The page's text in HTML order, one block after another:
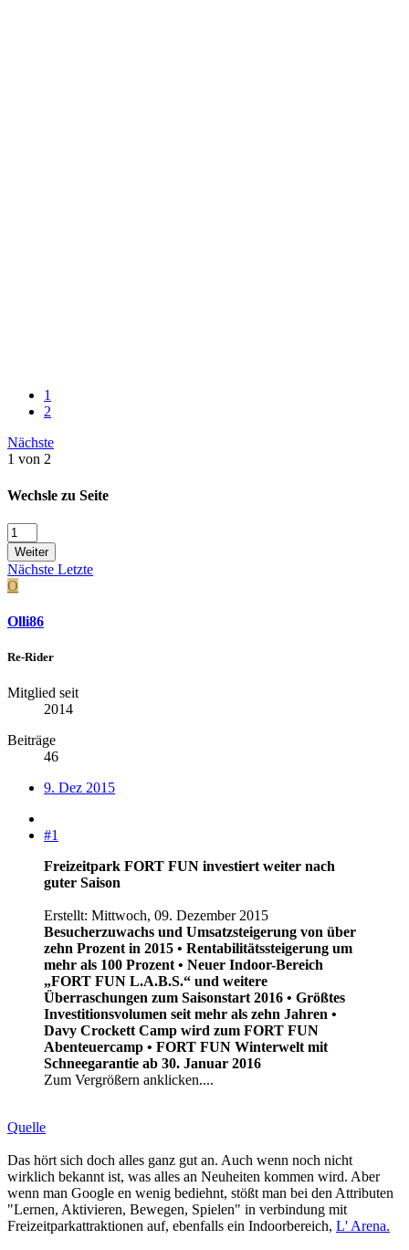
1
2
Nächste
1 von 2
Wechsle zu Seite
Weiter
Nächste Letzte
O
Olli86
Re-Rider
Mitglied seit
2014
Beiträge
46
9. Dez 2015
#1
Freizeitpark FORT FUN investiert weiter nach
guter Saison
Erstellt: Mittwoch, 09. Dezember 2015
Besucherzuwachs und Umsatzsteigerung von über
zehn Prozent in 2015 • Rentabilitätssteigerung um
mehr als 100 Prozent • Neuer Indoor-Bereich
„FORT FUN L.A.B.S.“ und weitere
Überraschungen zum Saisonstart 2016 • Größtes
Investitionsvolumen seit mehr als zehn Jahren •
Davy Crockett Camp wird zum FORT FUN
Abenteuercamp • FORT FUN Winterwelt mit
Schneegarantie ab 30. Januar 2016
Zum Vergrößern anklicken....
Quelle
Das hört sich doch alles ganz gut an. Auch wenn noch nicht
wirklich bekannt ist, was alles an Neuheiten kommen wird. Aber
wenn man Google en wenig bediehnt, stößt man bei den Attributen
"Lernen, Aktivieren, Bewegen, Spielen" in verbindung mit
Freizeitparkattraktionen auf, ebenfalls ein Indoorbereich, L' Arena.